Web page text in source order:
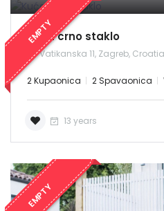
EMPTY
Kuća crno staklo
Vatikanska 11, Zagreb, Croatia
2 Kupaonica 2 Spavaonica
13 years
EMPTY